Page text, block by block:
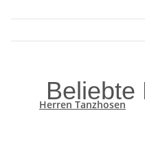
Beliebte
Herren Tanzhosen